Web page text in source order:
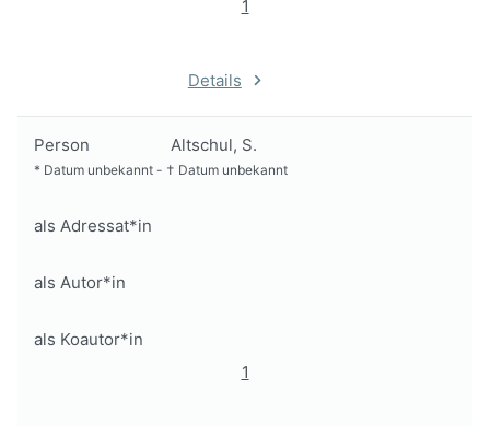
1
Details
Person Altschul, S.
* Datum unbekannt - † Datum unbekannt
als Adressat*in
als Autor*in
als Koautor*in
1